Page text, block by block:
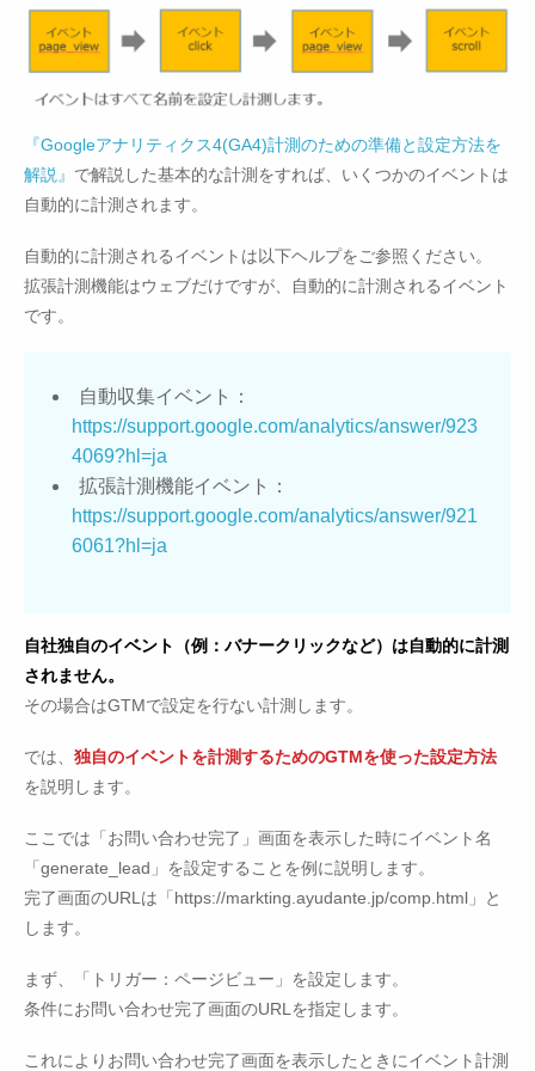
『Googleアナリティクス4(GA4)計測のための準備と設定方法を
解説』 で解説した基本的な計測をすれば、いくつかのイベントは
自動的に計測されます。
自動的に計測されるイベントは以下ヘルプをご参照ください。
拡張計測機能はウェブだけですが、自動的に計測されるイベント
です。
自動収集イベント：
https://support.google.com/analytics/answer/923
4069?hl=ja
拡張計測機能イベント：
https://support.google.com/analytics/answer/921
6061?hl=ja
自社独自のイベント（例：バナークリックなど）は自動的に計測
されません。
その場合はGTMで設定を行ない計測します。
では、 独自のイベントを計測するためのGTMを使った設定方法
を説明します。
ここでは「お問い合わせ完了」画面を表示した時にイベント名
「generate_lead」を設定することを例に説明します。
完了画面のURLは「https://markting.ayudante.jp/comp.html」と
します。
まず、「トリガー：ページビュー」を設定します。
条件にお問い合わせ完了画面のURLを指定します。
これによりお問い合わせ完了画面を表示したときにイベント計測